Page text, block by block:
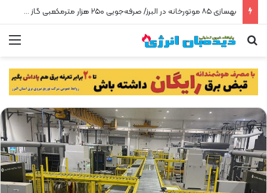
پیشتازی البرز در مهار سرقت گاز
جستجو برای